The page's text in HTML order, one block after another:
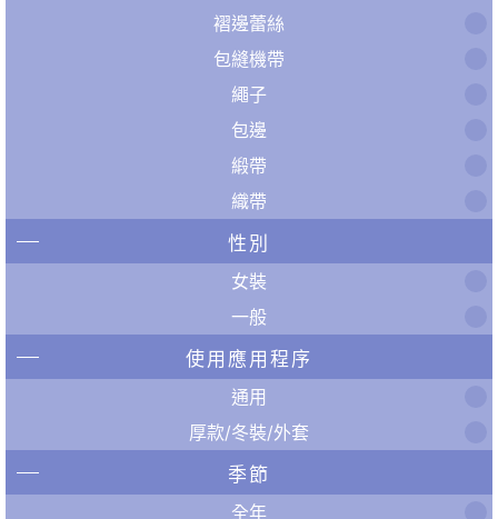
褶邊蕾絲
包縫機帶
繩子
包邊
緞帶
織帶
性別
女裝
一般
使用應用程序
通用
厚款/冬裝/外套
季節
全年